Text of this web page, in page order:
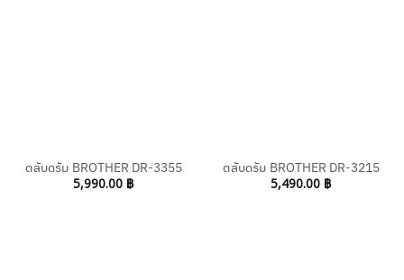
ตลับดรัม BROTHER DR-3355
5,990.00 ฿
ตลับดรัม BROTHER DR-3215
5,490.00 ฿